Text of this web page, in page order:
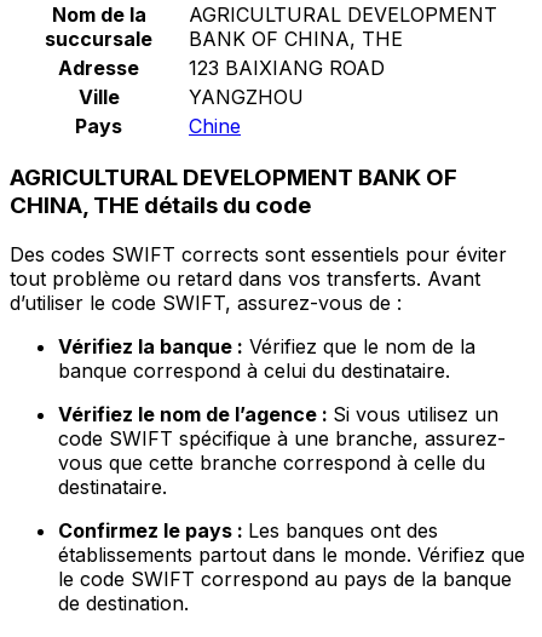
Nom de la
succursale
AGRICULTURAL DEVELOPMENT
BANK OF CHINA, THE
Adresse
123 BAIXIANG ROAD
Ville
YANGZHOU
Pays
Chine
AGRICULTURAL DEVELOPMENT BANK OF
CHINA, THE détails du code
Des codes SWIFT corrects sont essentiels pour éviter
tout problème ou retard dans vos transferts. Avant
d’utiliser le code SWIFT, assurez-vous de :
Vérifiez la banque : Vérifiez que le nom de la
banque correspond à celui du destinataire.
Vérifiez le nom de l’agence : Si vous utilisez un
code SWIFT spécifique à une branche, assurez-
vous que cette branche correspond à celle du
destinataire.
Confirmez le pays : Les banques ont des
établissements partout dans le monde. Vérifiez que
le code SWIFT correspond au pays de la banque
de destination.